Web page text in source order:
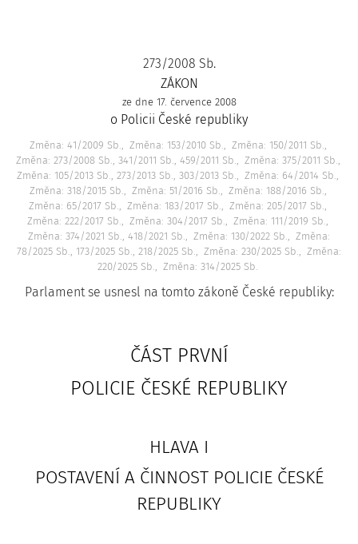
273/2008 Sb.
ZÁKON
ze dne 17. července 2008
o Policii České republiky
Změna: 41/2009 Sb. Změna: 153/2010 Sb.
Změna: 150/2011 Sb.
Změna: 273/2008 Sb., 341/2011 Sb., 459/2011 Sb.
Změna: 375/2011 Sb.
Změna: 105/2013 Sb., 273/2013 Sb., 303/2013 Sb.
Změna: 64/2014 Sb.
Změna: 318/2015 Sb.
Změna: 51/2016 Sb.
Změna: 188/2016 Sb.
Změna: 65/2017 Sb.
Změna: 183/2017 Sb.
Změna: 205/2017 Sb.
Změna: 222/2017 Sb.
Změna: 304/2017 Sb.
Změna: 111/2019 Sb.
Změna: 374/2021 Sb., 418/2021 Sb.
Změna: 130/2022 Sb.
Změna:
78/2025 Sb., 173/2025 Sb., 218/2025 Sb.
Změna: 230/2025 Sb.
Změna:
220/2025 Sb.
Změna: 314/2025 Sb.
Parlament se usnesl na tomto zákoně České republiky:
ČÁST PRVNÍ
POLICIE ČESKÉ REPUBLIKY
HLAVA I
POSTAVENÍ A ČINNOST POLICIE ČESKÉ
REPUBLIKY